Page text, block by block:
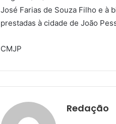
José Farias de Souza Filho e à
prestadas à cidade de João
CMJP
Redação